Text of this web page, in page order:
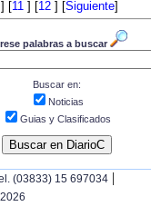
] [11 ] [12 ] [Siguiente]
palabras a buscar
Buscar en:
Noticias
Guias y Clasificados
(03833) 15 697034 |